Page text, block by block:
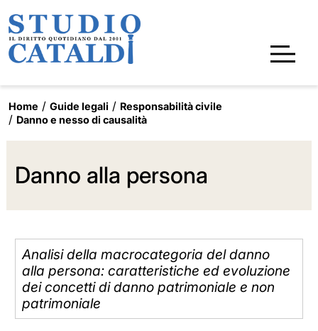
Home Guide legali
Responsabilità civile
Danno e nesso di causalità
Danno alla persona
Analisi della macrocategoria del danno
alla persona: caratteristiche ed evoluzione
dei concetti di danno patrimoniale e non
patrimoniale